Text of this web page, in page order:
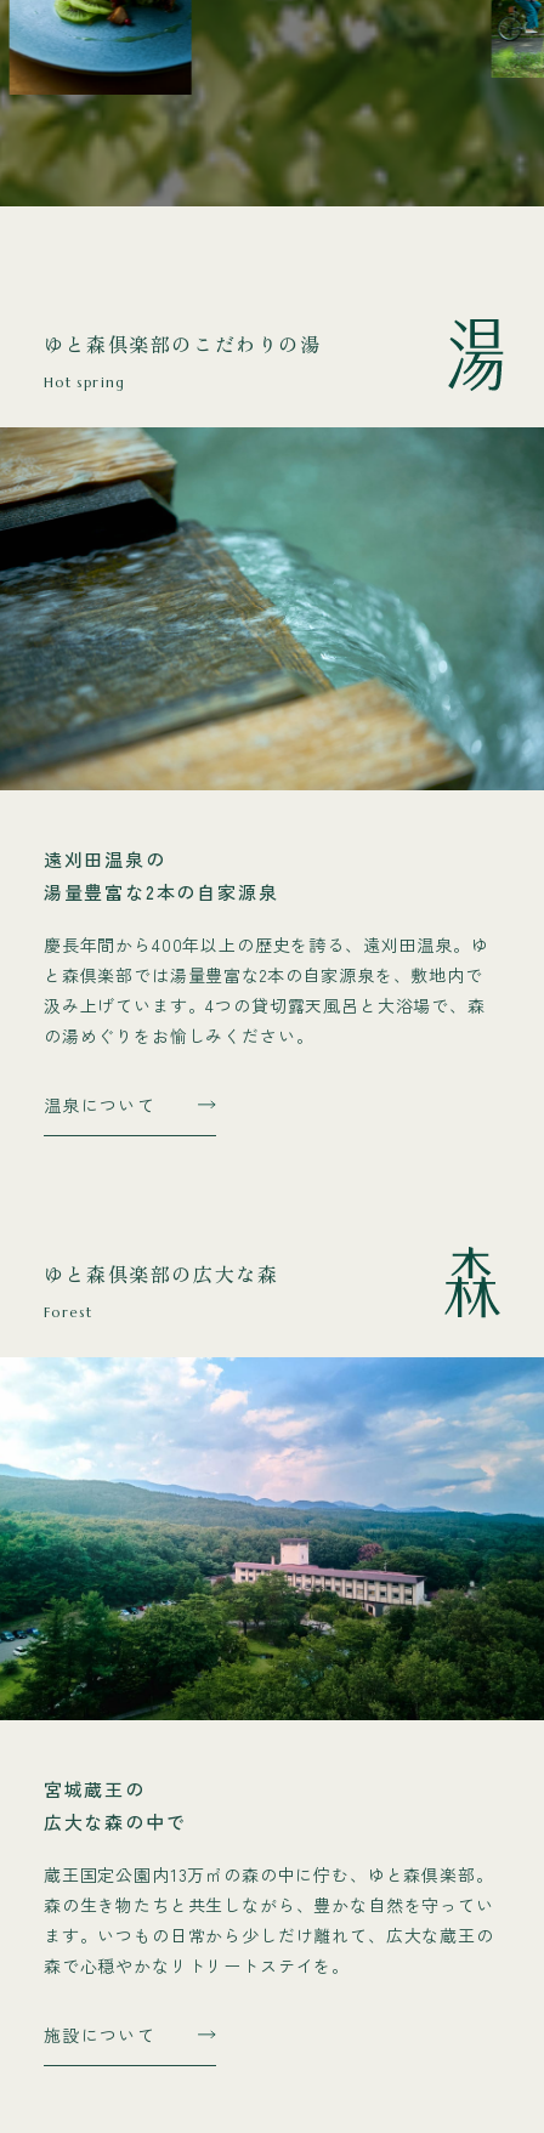
ゆと森倶楽部のこだわりの湯
Hot spring
遠刈田温泉の
湯量豊富な2本の自家源泉
慶長年間から400年以上の歴史を誇る、遠刈田温泉。ゆ
と森倶楽部では湯量豊富な2本の自家源泉を、敷地内で
汲み上げています。4つの貸切露天風呂と大浴場で、森
の湯めぐりをお愉しみください。
温泉について
ゆと森倶楽部の広大な森
Forest
宮城蔵王の
広大な森の中で
蔵王国定公園内13万㎡の森の中に佇む、ゆと森倶楽部。
森の生き物たちと共生しながら、豊かな自然を守ってい
ます。いつもの日常から少しだけ離れて、広大な蔵王の
森で心穏やかなリトリートステイを。
施設について